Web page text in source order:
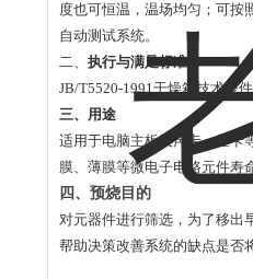
度也可恒温，温场均匀；可按
自动测试系统。
二、 执行与满足标准
JB/T5520-1991干燥箱技术条件
三、用途
适用于电脑主板及声卡、显卡
膜、薄膜等微电子电路元件寿
四、预烧目的
对元器件进行筛选，为了移出
帮助决策改善系统的缺点是否